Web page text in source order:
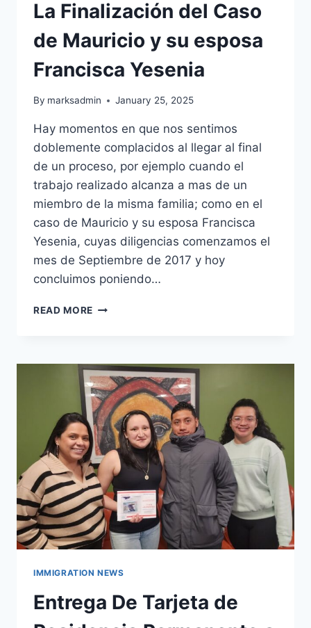
La Finalización del Caso
de Mauricio y su esposa
Francisca Yesenia
By marksadmin January 25, 2025
Hay momentos en que nos sentimos
doblemente complacidos al llegar al final
de un proceso, por ejemplo cuando el
trabajo realizado alcanza a mas de un
miembro de la misma familia; como en el
caso de Mauricio y su esposa Francisca
Yesenia, cuyas diligencias comenzamos el
mes de Septiembre de 2017 y hoy
concluimos poniendo…
READ MORE
IMMIGRATION NEWS
Entrega De Tarjeta de